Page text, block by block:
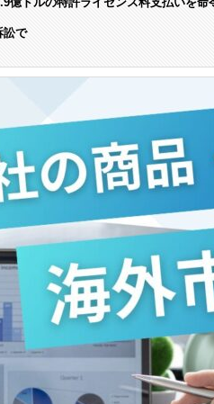
訟で